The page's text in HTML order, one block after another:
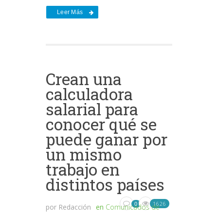
Leer Más
Crean una
calculadora
salarial para
conocer qué se
puede ganar por
un mismo
trabajo en
distintos países
por Redacción en Comunicados de
0 1626